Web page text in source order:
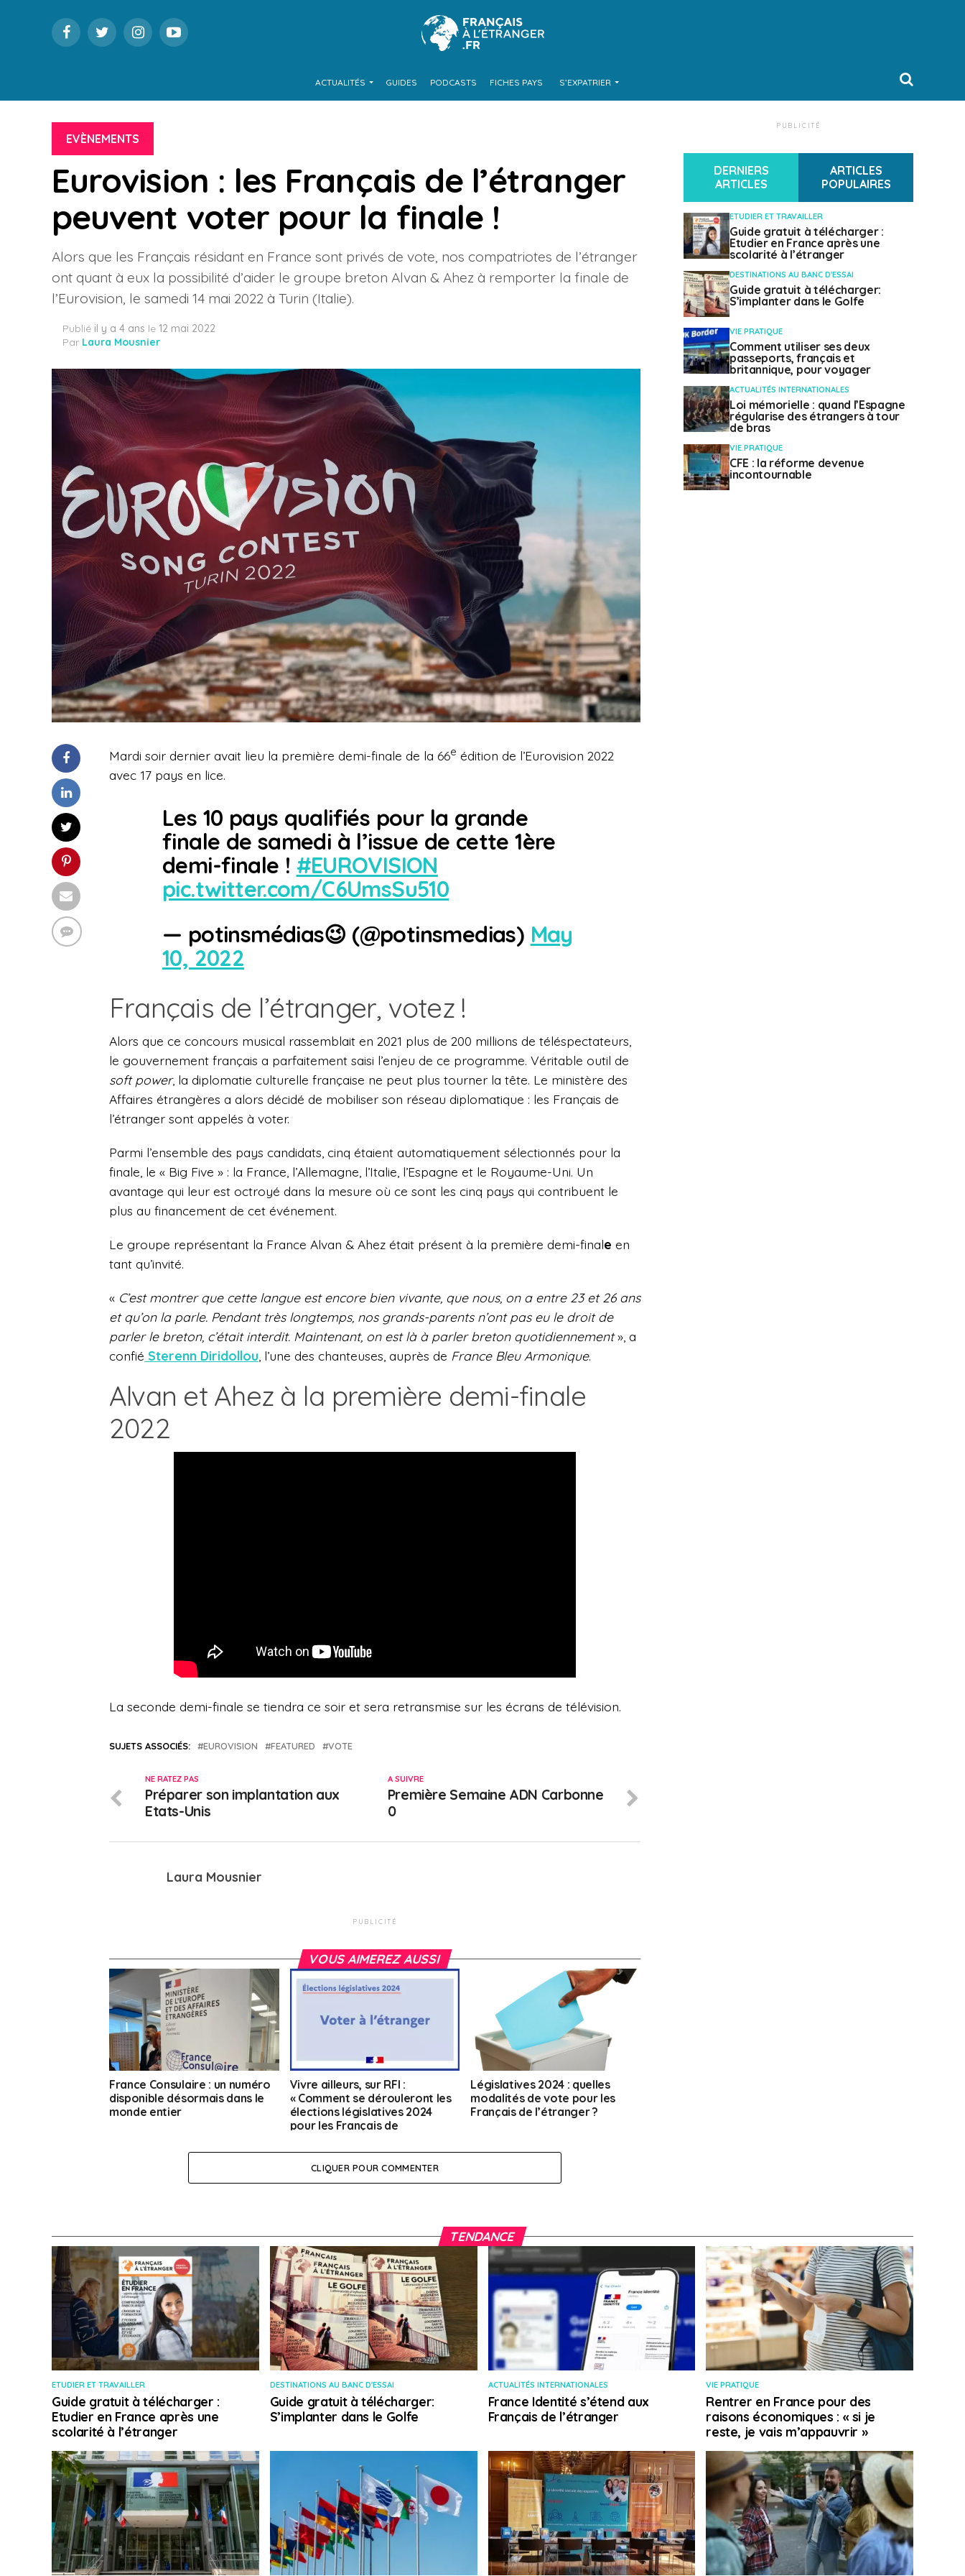
ACTUALITÉS GUIDES PODCASTS FICHES PAYS S’EXPATRIER
EVÈNEMENTS
Eurovision : les Français de l’étranger
peuvent voter pour la finale !
Alors que les Français résidant en France sont privés de vote, nos compatriotes de l’étranger
ont quant à eux la possibilité d’aider le groupe breton Alvan & Ahez à remporter la finale de
l’Eurovision, le samedi 14 mai 2022 à Turin (Italie).
Publié il y a 4 ans le 12 mai 2022
Par Laura Mousnier
Mardi soir dernier avait lieu la première demi-finale de la 66e édition de l’Eurovision 2022
avec 17 pays en lice.
Les 10 pays qualifiés pour la grande
finale de samedi à l’issue de cette 1ère
demi-finale ! #EUROVISION
pic.twitter.com/C6UmsSu510
— potinsmédias😉 (@potinsmedias) May
10, 2022
Français de l’étranger, votez !
Alors que ce concours musical rassemblait en 2021 plus de 200 millions de téléspectateurs,
le gouvernement français a parfaitement saisi l’enjeu de ce programme. Véritable outil de
soft power, la diplomatie culturelle française ne peut plus tourner la tête. Le ministère des
Affaires étrangères a alors décidé de mobiliser son réseau diplomatique : les Français de
l’étranger sont appelés à voter.
Parmi l’ensemble des pays candidats, cinq étaient automatiquement sélectionnés pour la
finale, le « Big Five » : la France, l’Allemagne, l’Italie, l’Espagne et le Royaume-Uni. Un
avantage qui leur est octroyé dans la mesure où ce sont les cinq pays qui contribuent le
plus au financement de cet événement.
Le groupe représentant la France Alvan & Ahez était présent à la première demi-finale en
tant qu’invité.
« C’est montrer que cette langue est encore bien vivante, que nous, on a entre 23 et 26 ans
et qu’on la parle. Pendant très longtemps, nos grands-parents n’ont pas eu le droit de
parler le breton, c’était interdit. Maintenant, on est là à parler breton quotidiennement», a
confié Sterenn Diridollou , l’une des chanteuses, auprès de France Bleu Armonique.
Alvan et Ahez à la première demi-finale
2022
La seconde demi-finale se tiendra ce soir et sera retransmise sur les écrans de télévision.
SUJETS ASSOCIÉS: EUROVISION FEATURED VOTE
A SUIVRE
Première Semaine ADN Carbonne
0
NE RATEZ PAS
Préparer son implantation aux
Etats-Unis
Laura Mousnier
PUBLICITÉ
VOUS AIMEREZ AUSSI
France Consulaire : un numéro
disponible désormais dans le
monde entier
Vivre ailleurs, sur RFI :
« Comment se dérouleront les
élections législatives 2024
pour les Français de
Législatives 2024 : quelles
modalités de vote pour les
Français de l’étranger ?
CLIQUER POUR COMMENTER
PUBLICITÉ
DERNIERS
ARTICLES
ARTICLES
POPULAIRES
ETUDIER ET TRAVAILLER
Guide gratuit à télécharger :
Etudier en France après une
scolarité à l’étranger
DESTINATIONS AU BANC D'ESSAI
Guide gratuit à télécharger:
S’implanter dans le Golfe
VIE PRATIQUE
Comment utiliser ses deux
passeports, français et
britannique, pour voyager
ACTUALITÉS INTERNATIONALES
Loi mémorielle : quand l’Espagne
régularise des étrangers à tour
de bras
VIE PRATIQUE
CFE : la réforme devenue
incontournable
TENDANCE
ETUDIER ET TRAVAILLER
Guide gratuit à télécharger :
Etudier en France après une
scolarité à l’étranger
DESTINATIONS AU BANC D'ESSAI
Guide gratuit à télécharger:
S’implanter dans le Golfe
ACTUALITÉS INTERNATIONALES
France Identité s’étend aux
Français de l’étranger
VIE PRATIQUE
Rentrer en France pour des
raisons économiques : « si je
reste, je vais m’appauvrir »